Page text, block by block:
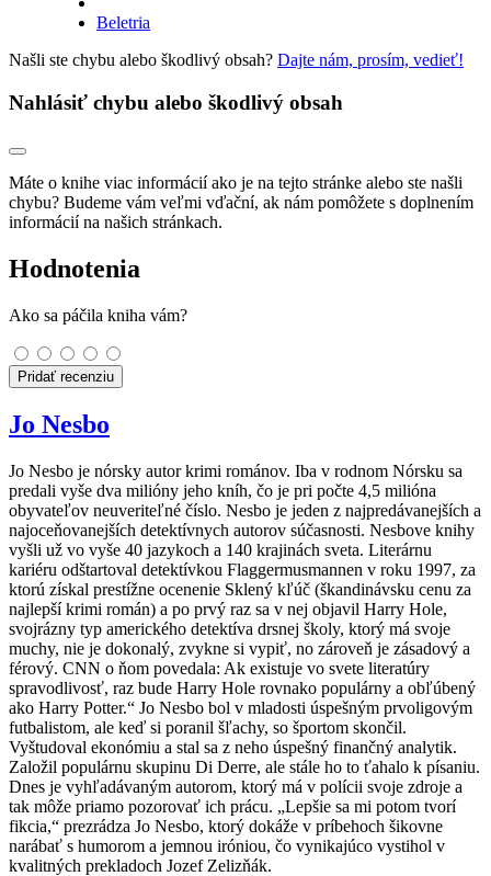
Beletria
Našli ste chybu alebo škodlivý obsah? Dajte nám, prosím, vedieť!
Nahlásiť chybu alebo škodlivý obsah
Máte o knihe viac informácií ako je na tejto stránke alebo ste našli
chybu? Budeme vám veľmi vďační, ak nám pomôžete s doplnením
informácií na našich stránkach.
Hodnotenia
Ako sa páčila kniha vám?
Pridať recenziu
Jo Nesbo
Jo Nesbo je nórsky autor krimi románov. Iba v rodnom Nórsku sa
predali vyše dva milióny jeho kníh, čo je pri počte 4,5 milióna
obyvateľov neuveriteľné číslo. Nesbo je jeden z najpredávanejších a
najoceňovanejších detektívnych autorov súčasnosti. Nesbove knihy
vyšli už vo vyše 40 jazykoch a 140 krajinách sveta. Literárnu
kariéru odštartoval detektívkou Flaggermusmannen v roku 1997, za
ktorú získal prestížne ocenenie Sklený kľúč (škandinávsku cenu za
najlepší krimi román) a po prvý raz sa v nej objavil Harry Hole,
svojrázny typ amerického detektíva drsnej školy, ktorý má svoje
muchy, nie je dokonalý, zvykne si vypiť, no zároveň je zásadový a
férový. CNN o ňom povedala: Ak existuje vo svete literatúry
spravodlivosť, raz bude Harry Hole rovnako populárny a obľúbený
ako Harry Potter.“ Jo Nesbo bol v mladosti úspešným prvoligovým
futbalistom, ale keď si poranil šľachy, so športom skončil.
Vyštudoval ekonómiu a stal sa z neho úspešný finančný analytik.
Založil populárnu skupinu Di Derre, ale stále ho to ťahalo k písaniu.
Dnes je vyhľadávaným autorom, ktorý má v polícii svoje zdroje a
tak môže priamo pozorovať ich prácu. „Lepšie sa mi potom tvorí
fikcia,“ prezrádza Jo Nesbo, ktorý dokáže v príbehoch šikovne
narábať s humorom a jemnou iróniou, čo vynikajúco vystihol v
kvalitných prekladoch Jozef Zelizňák.